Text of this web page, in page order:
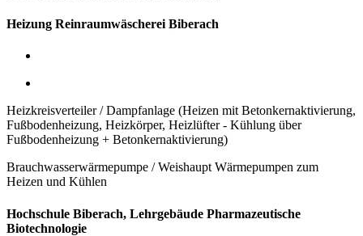
Heizung Reinraumwäscherei Biberach
Heizkreisverteiler / Dampfanlage (Heizen mit Betonkernaktivierung,
Fußbodenheizung, Heizkörper, Heizlüfter - Kühlung über
Fußbodenheizung + Betonkernaktivierung)
Brauchwasserwärmepumpe / Weishaupt Wärmepumpen zum
Heizen und Kühlen
Hochschule Biberach, Lehrgebäude Pharmazeutische
Biotechnologie